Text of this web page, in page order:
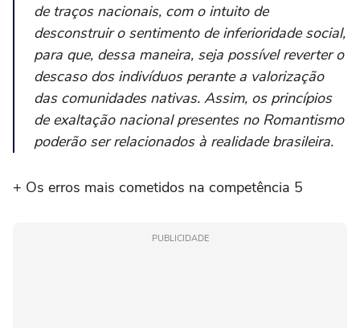
de traços nacionais, com o intuito de
desconstruir o sentimento de inferioridade social,
para que, dessa maneira, seja possível reverter o
descaso dos indivíduos perante a valorização
das comunidades nativas. Assim, os princípios
de exaltação nacional presentes no Romantismo
poderão ser relacionados à realidade brasileira.
+ Os erros mais cometidos na competência 5
PUBLICIDADE